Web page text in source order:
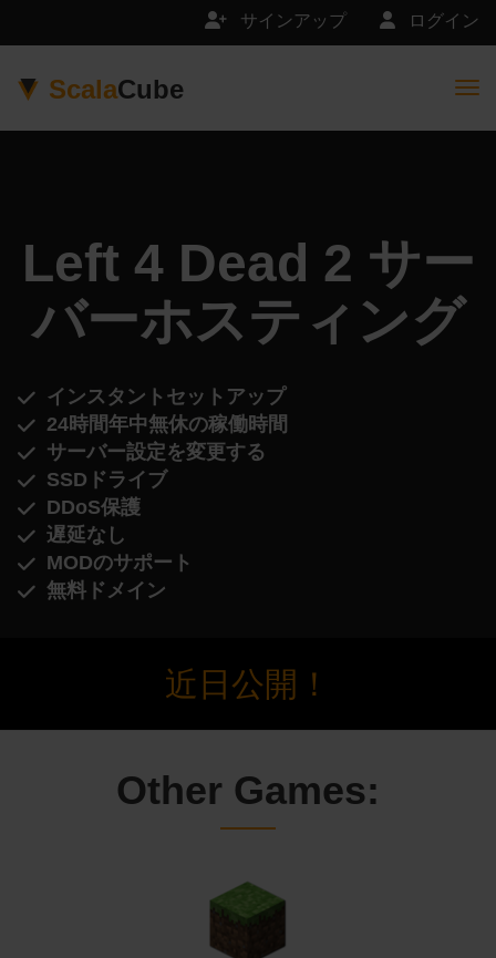
ログイン
サインアップ
ScalaCube
Left 4 Dead 2 サー
バーホスティング
インスタントセットアップ
24時間年中無休の稼働時間
サーバー設定を変更する
SSDドライブ
DDoS保護
遅延なし
MODのサポート
無料ドメイン
近日公開！
Other Games: